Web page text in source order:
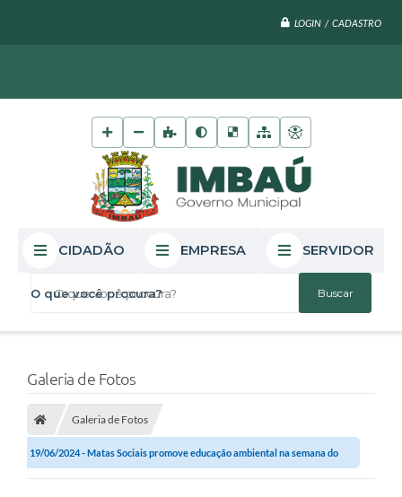
LOGIN / CADASTRO
O que você procura?
CIDADÃO EMPRESA SERVIDOR
Galeria de Fotos
Galeria de Fotos
19/06/2024 - Matas Sociais promove educação ambiental na semana do